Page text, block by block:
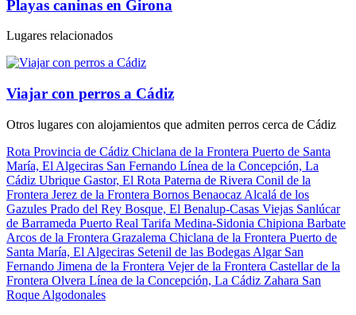
Playas caninas en Girona
Lugares relacionados
Viajar con perros a Cádiz
Otros lugares con alojamientos que admiten perros cerca de Cádiz
Rota Provincia de Cádiz Chiclana de la Frontera Puerto de Santa
María, El Algeciras San Fernando Línea de la Concepción, La
Cádiz Ubrique Gastor, El Rota Paterna de Rivera Conil de la
Frontera Jerez de la Frontera Bornos Benaocaz Alcalá de los
Gazules Prado del Rey Bosque, El Benalup-Casas Viejas Sanlúcar
de Barrameda Puerto Real Tarifa Medina-Sidonia Chipiona Barbate
Arcos de la Frontera Grazalema Chiclana de la Frontera Puerto de
Santa María, El Algeciras Setenil de las Bodegas Algar San
Fernando Jimena de la Frontera Vejer de la Frontera Castellar de la
Frontera Olvera Línea de la Concepción, La Cádiz Zahara San
Roque Algodonales